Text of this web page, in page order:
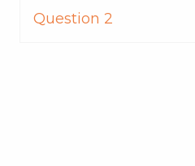
Question 2